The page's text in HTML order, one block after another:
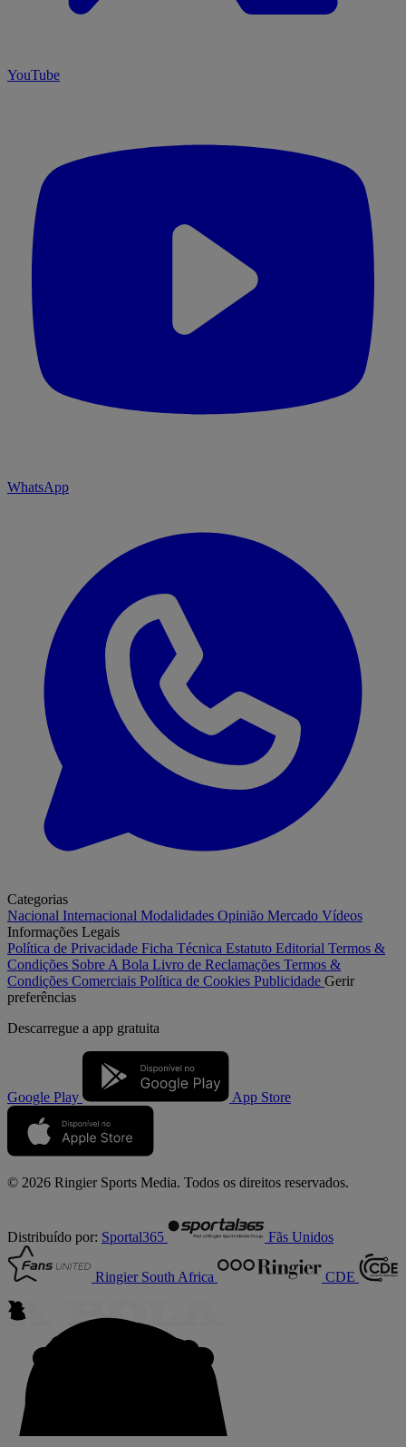
YouTube
WhatsApp
Categorias
Nacional Internacional Modalidades Opinião Mercado Vídeos
Informações Legais
Política de Privacidade Ficha Técnica Estatuto Editorial Termos &
Condições Sobre A Bola Livro de Reclamações Termos &
Condições Comerciais Política de Cookies Publicidade Gerir
preferências
Descarregue a app gratuita
Google Play App Store
© 2026 Ringier Sports Media. Todos os direitos reservados.
Distribuído por: Sportal365 Fãs Unidos
Ringier South Africa CDE